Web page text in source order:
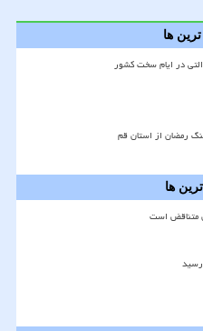
ترین ها
در ایام سخت کشور
رمضان از استان قم
ها
متناقض است